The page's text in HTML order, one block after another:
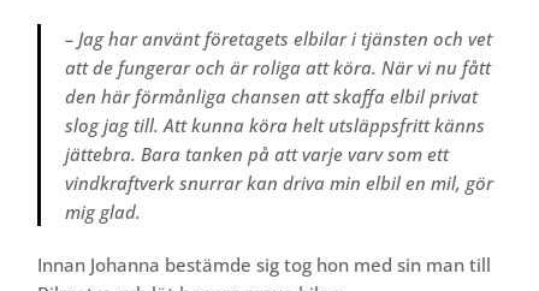
– Jag har använt företagets elbilar i tjänsten och vet
att de fungerar och är roliga att köra. När vi nu fått
den här förmånliga chansen att skaffa elbil privat
slog jag till. Att kunna köra helt utsläppsfritt känns
jättebra. Bara tanken på att varje varv som ett
vindkraftverk snurrar kan driva min elbil en mil, gör
mig glad.
Innan Johanna bestämde sig tog hon med sin man till